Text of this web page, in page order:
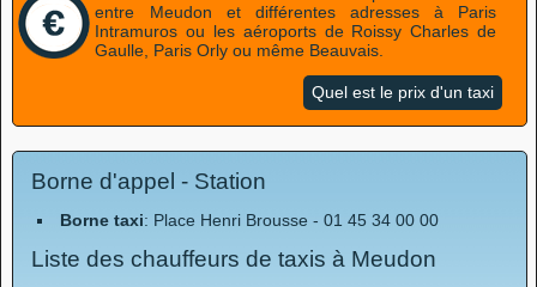
entre Meudon et différentes adresses à Paris
Intramuros ou les aéroports de Roissy Charles de
Gaulle, Paris Orly ou même Beauvais.
Quel est le prix d'un taxi
Borne d'appel - Station
Borne taxi: Place Henri Brousse - 01 45 34 00 00
Liste des chauffeurs de taxis à Meudon